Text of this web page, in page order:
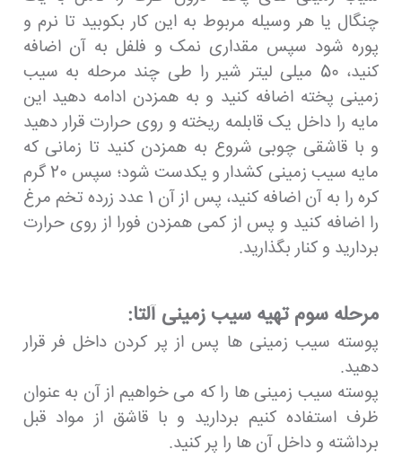
چنگال یا هر وسیله مربوط به این کار بکوبید تا نرم و
پوره شود سپس مقداری نمک و فلفل به آن اضافه
کنید، 50 میلی لیتر شیر را طی چند مرحله به سیب
زمینی پخته اضافه کنید و به همزدن ادامه دهید این
مایه را داخل یک قابلمه ریخته و روی حرارت قرار دهید
و با قاشقی چوبی شروع به همزدن کنید تا زمانی که
مایه سیب زمینی کشدار و یکدست شود؛ سپس 20 گرم
کره را به آن اضافه کنید، پس از آن 1 عدد زرده تخم مرغ
را اضافه کنید و پس از کمی همزدن فورا از روی حرارت
بردارید و کنار بگذارید.
مرحله سوم تهیه سیب زمینی آلتا:
پوسته سیب زمینی ها پس از پر کردن داخل فر قرار
دهید.
پوسته سیب زمینی ها را که می خواهیم از آن به عنوان
ظرف استفاده کنیم بردارید و با قاشق از مواد قبل
برداشته و داخل آن ها را پر کنید.